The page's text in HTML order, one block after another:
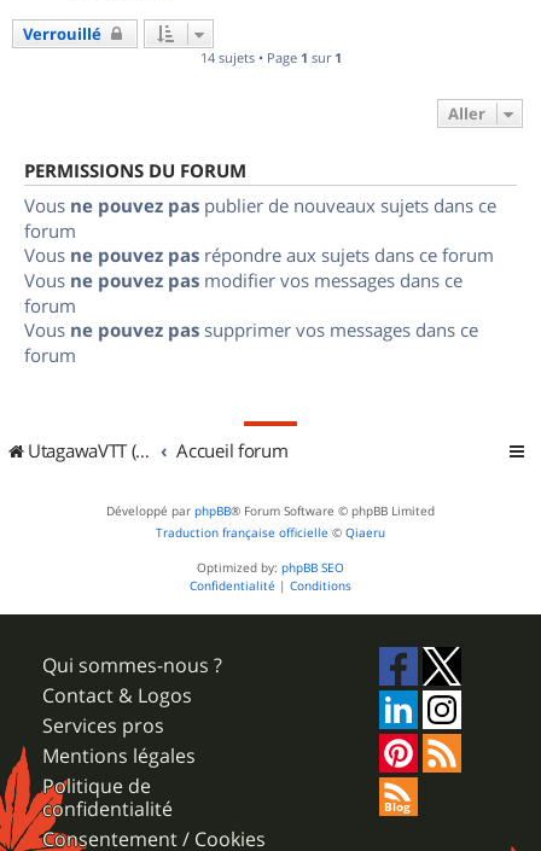
Verrouillé
14 sujets • Page 1 sur 1
Aller
PERMISSIONS DU FORUM
Vous ne pouvez pas publier de nouveaux sujets dans ce
forum
Vous ne pouvez pas répondre aux sujets dans ce forum
Vous ne pouvez pas modifier vos messages dans ce
forum
Vous ne pouvez pas supprimer vos messages dans ce
forum
UtagawaVTT (Randos VTT et VTTAE avec traces GPS) Accueil forum
Développé par phpBB® Forum Software © phpBB Limited
Traduction française officielle © Qiaeru
Optimized by: phpBB SEO
Confidentialité | Conditions
Qui sommes-nous ?
Contact & Logos
Services pros
Mentions légales
Politique de
confidentialité
Consentement / Cookies